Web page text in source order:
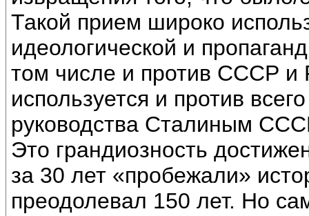
Такой прием широко
идеологической и
том числе и против СССР и
используется и против
руководства Сталиным
Это грандиозность
за 30 лет «пробежали»
преодолевал 150 лет. Но